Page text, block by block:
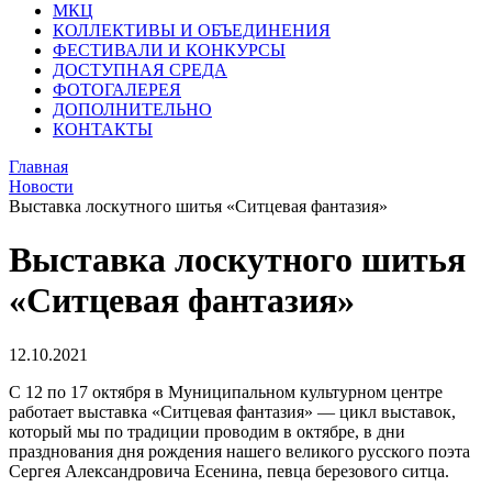
МКЦ
КОЛЛЕКТИВЫ И ОБЪЕДИНЕНИЯ
ФЕСТИВАЛИ И КОНКУРСЫ
ДОСТУПНАЯ СРЕДА
ФОТОГАЛЕРЕЯ
ДОПОЛНИТЕЛЬНО
КОНТАКТЫ
Главная
Новости
Выставка лоскутного шитья «Ситцевая фантазия»
Выставка лоскутного шитья
«Ситцевая фантазия»
12.10.2021
С 12 по 17 октября в Муниципальном культурном центре
работает выставка «Ситцевая фантазия» — цикл выставок,
который мы по традиции проводим в октябре, в дни
празднования дня рождения нашего великого русского поэта
Сергея Александровича Есенина, певца березового ситца.